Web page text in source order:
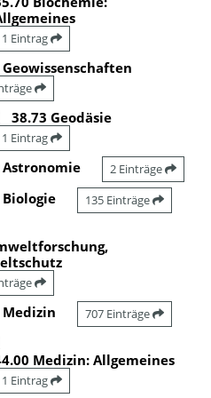
1 Eintrag
Geowissenschaften
38.73 Geodäsie
1 Eintrag
Astronomie 2 Einträge
Biologie 135 Einträge
Medizin 707 Einträge
Medizin: Allgemeines
1 Eintrag